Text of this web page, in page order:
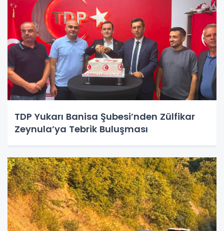
TDP Yukarı Banisa Şubesi’nden Zülfikar
Zeynula’ya Tebrik Buluşması